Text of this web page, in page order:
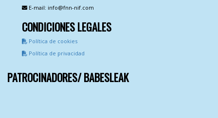
E-mail: info@fnn-nif.com
CONDICIONES LEGALES
Política de cookies
Política de privacidad
PATROCINADORES/ BABESLEAK